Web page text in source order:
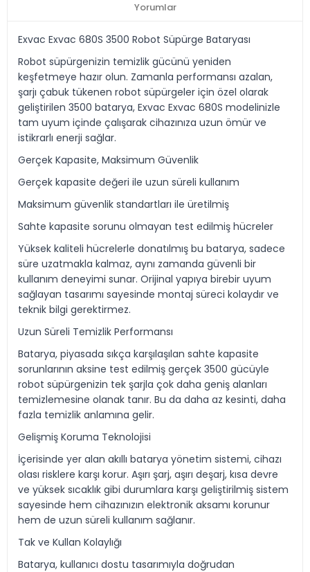
Yorumlar
Exvac Exvac 680S 3500 Robot Süpürge Bataryası
Robot süpürgenizin temizlik gücünü yeniden
keşfetmeye hazır olun. Zamanla performansı azalan,
şarjı çabuk tükenen robot süpürgeler için özel olarak
geliştirilen 3500 batarya, Exvac Exvac 680S modelinizle
tam uyum içinde çalışarak cihazınıza uzun ömür ve
istikrarlı enerji sağlar.
Gerçek Kapasite, Maksimum Güvenlik
Gerçek kapasite değeri ile uzun süreli kullanım
Maksimum güvenlik standartları ile üretilmiş
Sahte kapasite sorunu olmayan test edilmiş hücreler
Yüksek kaliteli hücrelerle donatılmış bu batarya, sadece
süre uzatmakla kalmaz, aynı zamanda güvenli bir
kullanım deneyimi sunar. Orijinal yapıya birebir uyum
sağlayan tasarımı sayesinde montaj süreci kolaydır ve
teknik bilgi gerektirmez.
Uzun Süreli Temizlik Performansı
Batarya, piyasada sıkça karşılaşılan sahte kapasite
sorunlarının aksine test edilmiş gerçek 3500 gücüyle
robot süpürgenizin tek şarjla çok daha geniş alanları
temizlemesine olanak tanır. Bu da daha az kesinti, daha
fazla temizlik anlamına gelir.
Gelişmiş Koruma Teknolojisi
İçerisinde yer alan akıllı batarya yönetim sistemi, cihazı
olası risklere karşı korur. Aşırı şarj, aşırı deşarj, kısa devre
ve yüksek sıcaklık gibi durumlara karşı geliştirilmiş sistem
sayesinde hem cihazınızın elektronik aksamı korunur
hem de uzun süreli kullanım sağlanır.
Tak ve Kullan Kolaylığı
Batarya, kullanıcı dostu tasarımıyla doğrudan